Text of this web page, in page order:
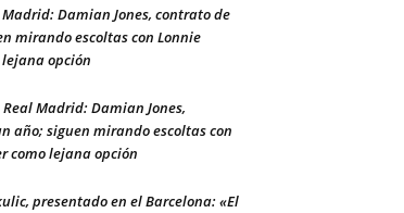
Damian Jones, contrato de
mirando escoltas con Lonnie
opción
Real Madrid: Damian Jones,
año; siguen mirando escoltas con
como lejana opción
presentado en el Barcelona: «El